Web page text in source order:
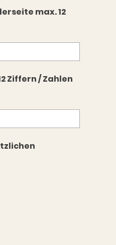
max. 12
Ziffern / Zahlen